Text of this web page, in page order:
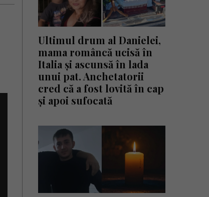
Ultimul drum al Danielei,
mama româncă ucisă în
Italia și ascunsă în lada
unui pat. Anchetatorii
cred că a fost lovită în cap
și apoi sufocată